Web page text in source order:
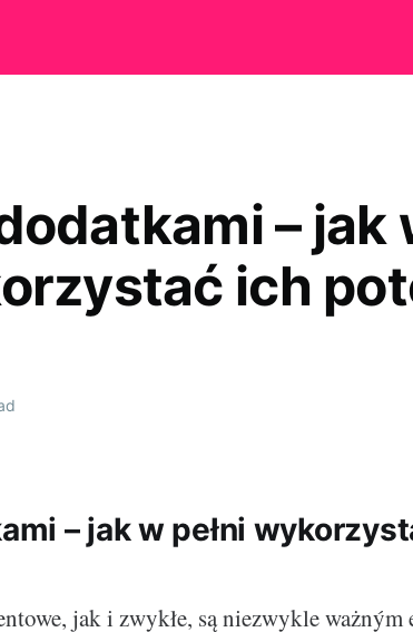
– jak
ich
– jak w pełni
jak i zwykłe, są niezwykle ważným